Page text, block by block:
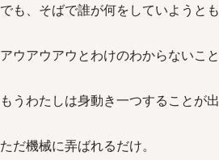
でも、そばで誰が何をしていようと
アウアウアウとわけのわからないこ
もうわたしは身動き一つすることが
ただ機械に弄ばれるだけ。